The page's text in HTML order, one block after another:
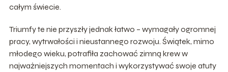
całym świecie.
Triumfy te nie przyszły jednak łatwo – wymagały ogromnej
pracy, wytrwałości i nieustannego rozwoju. Świątek, mimo
młodego wieku, potrafiła zachować zimną krew w
najważniejszych momentach i wykorzystywać swoje atuty